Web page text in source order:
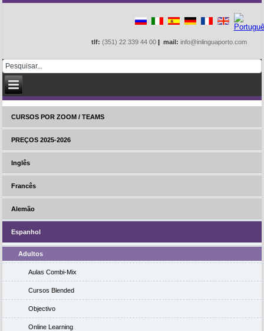
tlf: (351) 22 339 44 00 | mail: info@inlinguaporto.com
CURSOS POR ZOOM / TEAMS
PREÇOS 2025-2026
Inglês
Francês
Alemão
Espanhol
Adultos
Aulas Combi-Mix
Cursos Blended
Objectivo
Online Learning